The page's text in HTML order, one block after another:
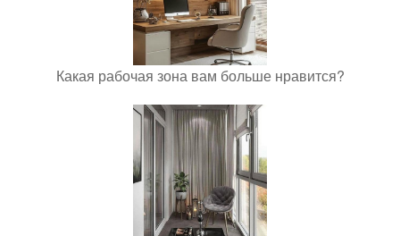
Какая рабочая зона вам больше нравится?